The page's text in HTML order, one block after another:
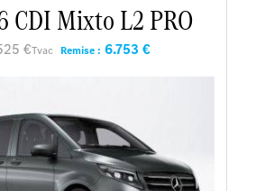
plus
une offre
CDI Mixto L2 PRO
€Tvac Remise : 6.753 €